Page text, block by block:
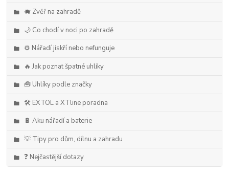
🐗 Zvěř na zahradě
🌙 Co chodí v noci po zahradě
⚙️ Nářadí jiskří nebo nefunguje
🔥 Jak poznat špatné uhlíky
🧰 Uhlíky podle značky
🛠️ EXTOL a XTline poradna
🔋 Aku nářadí a baterie
💡 Tipy pro dům, dílnu a zahradu
❓ Nejčastější dotazy